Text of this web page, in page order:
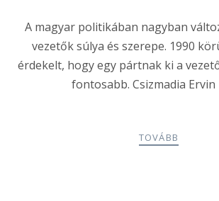
A magyar politikában nagyban
vezetők súlya és szerepe. 1990
érdekelt, hogy egy pártnak ki a
fontosabb. Csizmadia Ervin
TOVÁBB